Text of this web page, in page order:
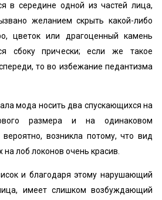
в середине одной из частей лица,
желанием скрыть какой-либо
цветок или драгоценный камень
сбоку прически; если же такое
то во избежание педантизма
мода носить два спускающихся на
размера и на одинаковом
возникла потому, что вид
лоб локонов очень красив.
и благодаря этому нарушающий
имеет слишком возбуждающий